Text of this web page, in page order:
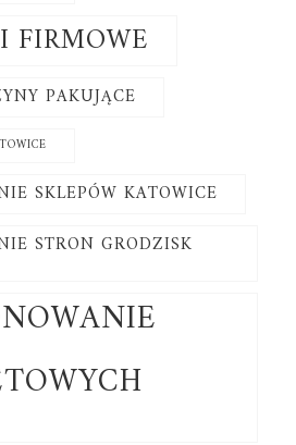
FIRMOWE
PAKUJĄCE
SKLEPÓW KATOWICE
STRON GRODZISK